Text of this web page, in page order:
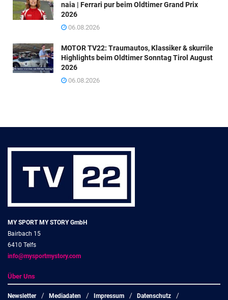
naia | Ferrari pur beim Oldtimer Grand Prix
2026
06.08.2026
MOTOR TV22: Traumautos, Klassiker & skurrile
Highlights beim Oldtimer Sonntag Tirol August
2026
06.08.2026
MY SPORT MY STORY GmbH
Bairbach 15
6410 Telfs
info@mysportmystory.com
Über Uns
Newsletter Mediadaten Impressum Datenschutz